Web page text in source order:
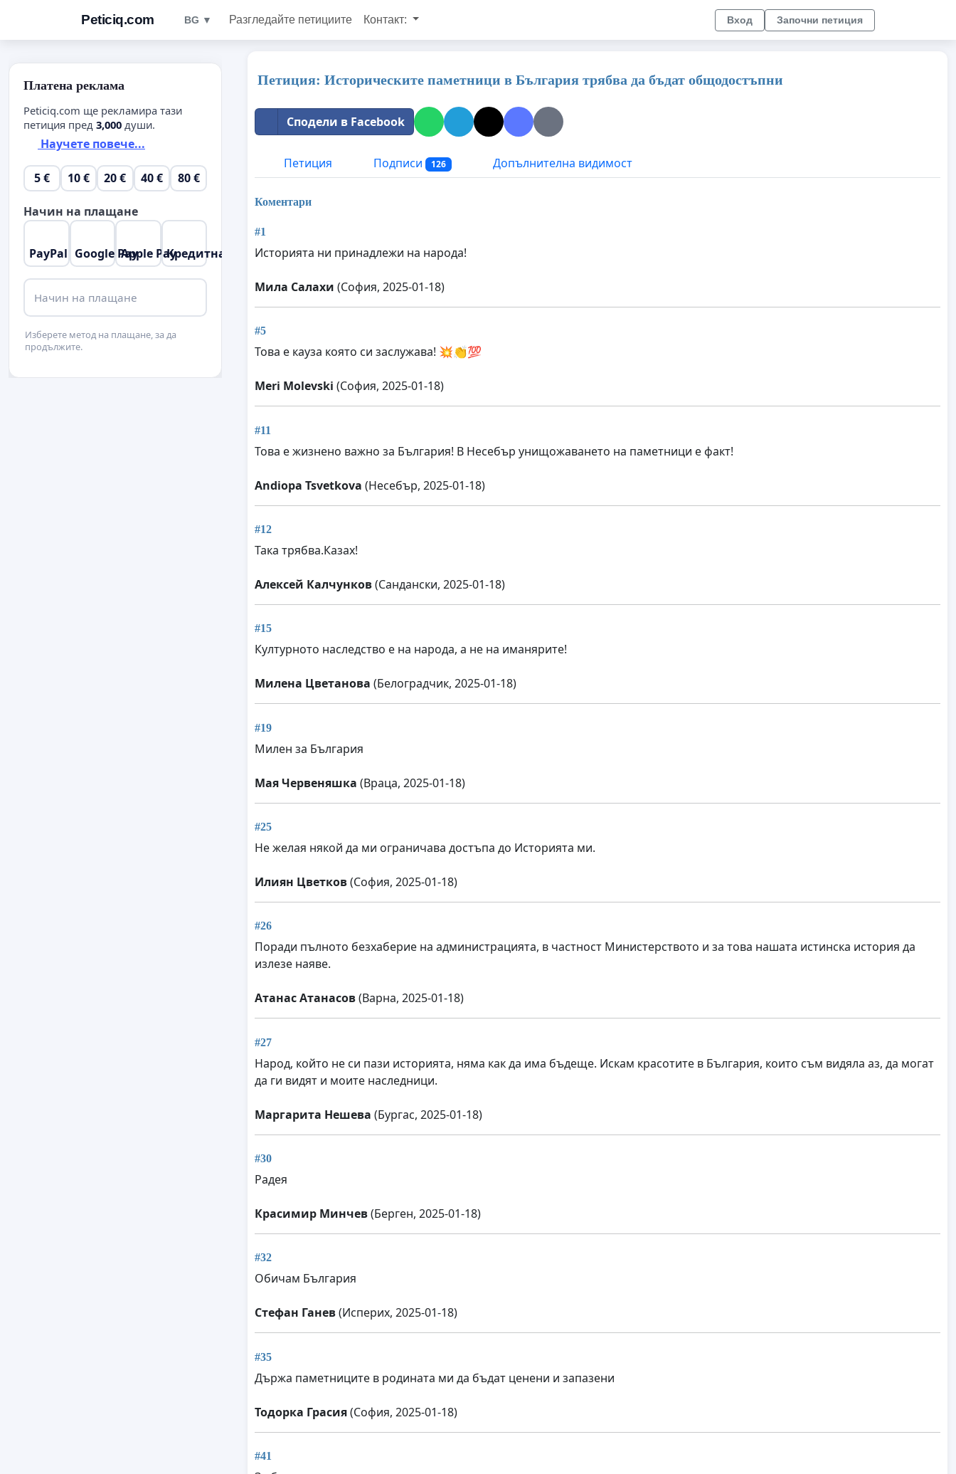
Peticiq.com BG ▼ Разгледайте петициите Контакт: Вход Започни петиция
Петиция: Историческите паметници в България трябва да бъдат общодостъпни
Сподели в Facebook
Петиция Подписи 126 Допълнителна видимост
Коментари
#1
Историята ни принадлежи на народа!
Мила Салахи (София, 2025-01-18)
#5
Това е кауза която си заслужава! 💥👏💯
Meri Molevski (София, 2025-01-18)
#11
Това е жизнено важно за България! В Несебър унищожаването на паметници е факт!
Andiopa Tsvetkova (Несебър, 2025-01-18)
#12
Така трябва.Казах!
Алексей Калчунков(Сандански, 2025-01-18)
#15
Културното наследство е на народа, а не на иманярите!
Милена Цветанова (Белоградчик, 2025-01-18)
#19
Милен за България
Мая Червеняшка (Враца, 2025-01-18)
#25
Не желая някой да ми ограничава достъпа до Историята ми.
Илиян Цветков(София, 2025-01-18)
#26
Поради пълното безхаберие на администрацията, в частност Министерството и за това нашата истинска история да
излезе наяве.
Атанас Атанасов(Варна, 2025-01-18)
#27
Народ, който не си пази историята, няма как да има бъдеще. Искам красотите в България, които съм видяла аз, да могат
да ги видят и моите наследници.
Маргарита Нешева (Бургас, 2025-01-18)
#30
Радея
Красимир Минчев(Берген, 2025-01-18)
#32
Обичам България
Стефан Ганев(Исперих, 2025-01-18)
#35
Държа паметниците в родината ми да бъдат ценени и запазени
Тодорка Грасия(София, 2025-01-18)
#41
Платена реклама
Peticiq.com ще рекламира тази
петиция пред 3,000 души.
Научете повече...
5 € 10 € 20 € 40 € 80 €
Начин на плащане
PayPal Google PayApple PayКредитна карта
Начин на плащане
Изберете метод на плащане, за да
продължите.